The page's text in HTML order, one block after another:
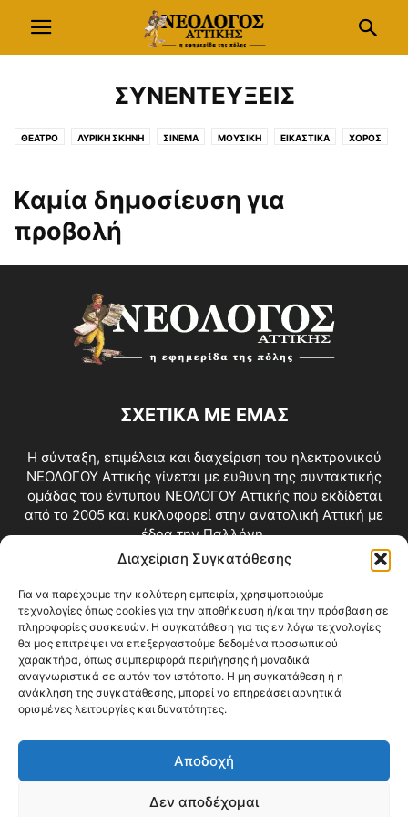
Διαχείριση Συγκατάθεσης
Για να παρέχουμε την καλύτερη εμπειρία, χρησιμοποιούμε
τεχνολογίες όπως cookies για την αποθήκευση ή/και την πρόσβαση σε
πληροφορίες συσκευών. Η συγκατάθεση για τις εν λόγω τεχνολογίες
θα μας επιτρέψει να επεξεργαστούμε δεδομένα προσωπικού
χαρακτήρα, όπως συμπεριφορά περιήγησης ή μοναδικά
αναγνωριστικά σε αυτόν τον ιστότοπο. Η μη συγκατάθεση ή η
ανάκληση της συγκατάθεσης, μπορεί να επηρεάσει αρνητικά
ορισμένες λειτουργίες και δυνατότητες.
Αποδοχή
Δεν αποδέχομαι
ΣΥΝΕΝΤΕΥΞΕΙΣ
ΘΕΑΤΡΟ ΛΥΡΙΚΗ ΣΚΗΝΗ ΣΙΝΕΜΑ ΜΟΥΣΙΚΗ ΕΙΚΑΣΤΙΚΑ ΧΟΡΟΣ
Καμία δημοσίευση για
προβολή
ΣΧΕΤΙΚΑ ΜΕ ΕΜΑΣ
Η σύνταξη, επιμέλεια και διαχείριση του ηλεκτρονικού
ΝΕΟΛΟΓΟΥ Αττικής γίνεται με ευθύνη της συντακτικής
ομάδας του έντυπου ΝΕΟΛΟΓΟΥ Αττικής που εκδίδεται
από το 2005 και κυκλοφορεί στην ανατολική Αττική με
έδρα την Παλλήνη.
Επικοινωνία:info@neologosattikis.gr
ΑΚΟΛΟΥΘΗΣΕ ΜΑΣ
Videos Όροι Χρήσης